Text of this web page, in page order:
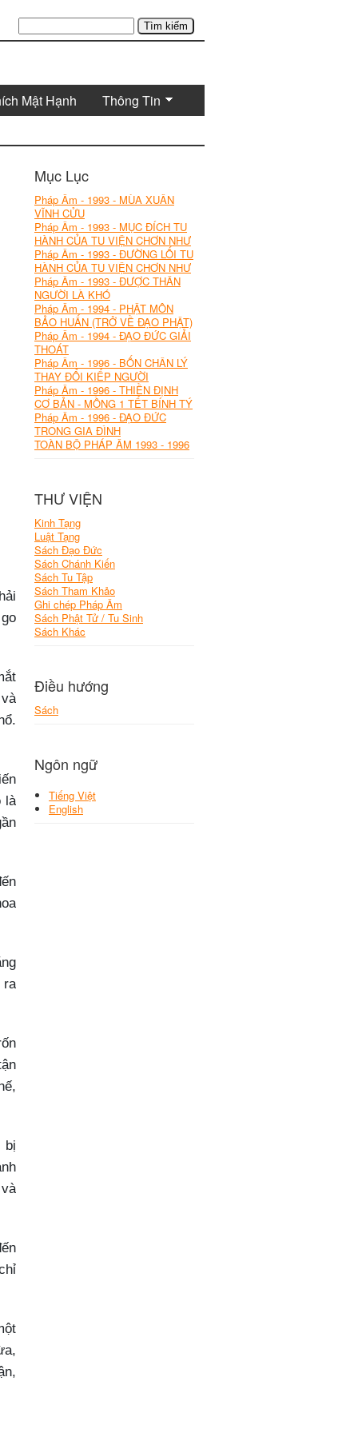
Tìm kiếm
Mật Hạnh Thông Tin
Mục Lục
Pháp Âm - 1993 - MÙA XUÂN
VĨNH CỬU
Pháp Âm - 1993 - MỤC ĐÍCH TU
HÀNH CỦA TU VIỆN CHƠN NHƯ
Pháp Âm - 1993 - ĐƯỜNG LỐI TU
HÀNH CỦA TU VIỆN CHƠN NHƯ
Pháp Âm - 1993 - ĐƯỢC THÂN
NGƯỜI LÀ KHÓ
Pháp Âm - 1994 - PHẬT MÔN
BẢO HUẤN (TRỞ VỀ ĐẠO PHẬT)
Pháp Âm - 1994 - ĐẠO ĐỨC GIẢI
THOÁT
Pháp Âm - 1996 - BỐN CHÂN LÝ
THAY ĐỔI KIẾP NGƯỜI
Pháp Âm - 1996 - THIỀN ĐỊNH
CƠ BẢN - MỒNG 1 TẾT BÍNH TÝ
Pháp Âm - 1996 - ĐẠO ĐỨC
TRONG GIA ĐÌNH
TOÀN BỘ PHÁP ÂM 1993 - 1996
THƯ VIỆN
Kinh Tạng
Luật Tạng
Sách Đạo Đức
Sách Chánh Kiến
Sách Tu Tập
Sách Tham Khảo
Ghi chép Pháp Âm
Sách Phật Tử / Tu Sinh
Sách Khác
Điều hướng
Sách
Ngôn ngữ
Tiếng Việt
English
là
ra
bị